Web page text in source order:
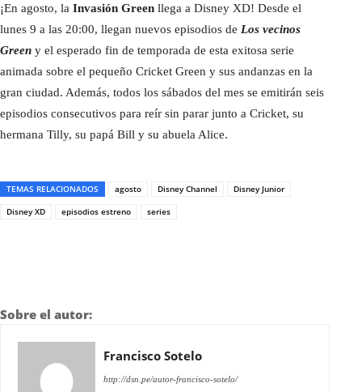
¡En agosto, la Invasión Green llega a Disney XD! Desde el
lunes 9 a las 20:00, llegan nuevos episodios de Los vecinos
Green y el esperado fin de temporada de esta exitosa serie
animada sobre el pequeño Cricket Green y sus andanzas en la
gran ciudad. Además, todos los sábados del mes se emitirán seis
episodios consecutivos para reír sin parar junto a Cricket, su
hermana Tilly, su papá Bill y su abuela Alice.
TEMAS RELACIONADOS agosto Disney Channel
Disney Junior
Disney XD
episodios estreno series
Sobre el autor:
Francisco Sotelo
http://dsn.pe/autor-francisco-sotelo/